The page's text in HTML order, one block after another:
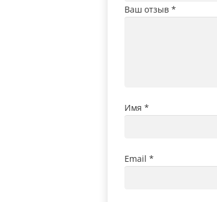
Ваш отзыв *
Имя *
Email *